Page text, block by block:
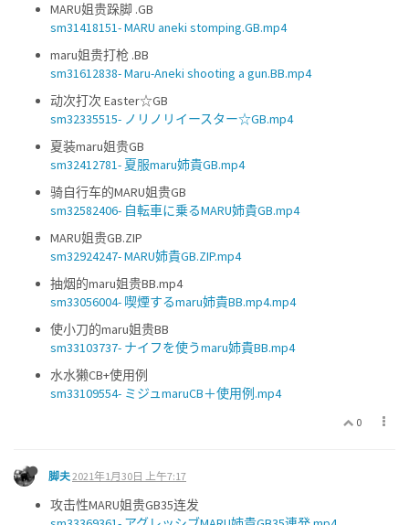
MARU姐贵跺脚 .GB
sm31418151- MARU aneki stomping.GB.mp4
maru姐贵打枪 .BB
sm31612838- Maru-Aneki shooting a gun.BB.mp4
动次打次 Easter☆GB
sm32335515- ノリノリイースター☆GB.mp4
夏装maru姐贵GB
sm32412781- 夏服maru姉貴GB.mp4
骑自行车的MARU姐贵GB
sm32582406- 自転車に乗るMARU姉貴GB.mp4
MARU姐贵GB.ZIP
sm32924247- MARU姉貴GB.ZIP.mp4
抽烟的maru姐贵BB.mp4
sm33056004- 喫煙するmaru姉貴BB.mp4.mp4
使小刀的maru姐贵BB
sm33103737- ナイフを使うmaru姉貴BB.mp4
水水獭CB+使用例
sm33109554- ミジュmaruCB＋使用例.mp4
0
脚夫2021年1月30日 上午7:17
攻击性MARU姐贵GB35连发